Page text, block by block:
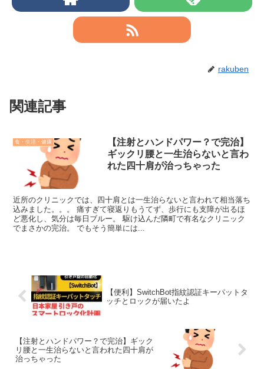
rakuben
関連記事
食・生活・健康
【注射とハンドパワー？で完治】
ギックリ腰と一生治らないと言わ
れた四十肩が治っちゃった
近所のクリニックでは、四十肩とは一生治らないと言われて相当落ち
込みました。。。 痛すぎて寝返りもうてず、歩行にも支障が出るほ
ど悪化し、気分は毎日ブルー。 駆け込んだ隣町で有名なクリニック
でまさかの完治。 でもそう簡単には...
【便利】SwitchBot指紋認証キーパットタ
ッチとロックが届いたよ
【注射とハンドパワー？で完治】ギック
リ腰と一生治らないと言われた四十肩が
治っちゃった